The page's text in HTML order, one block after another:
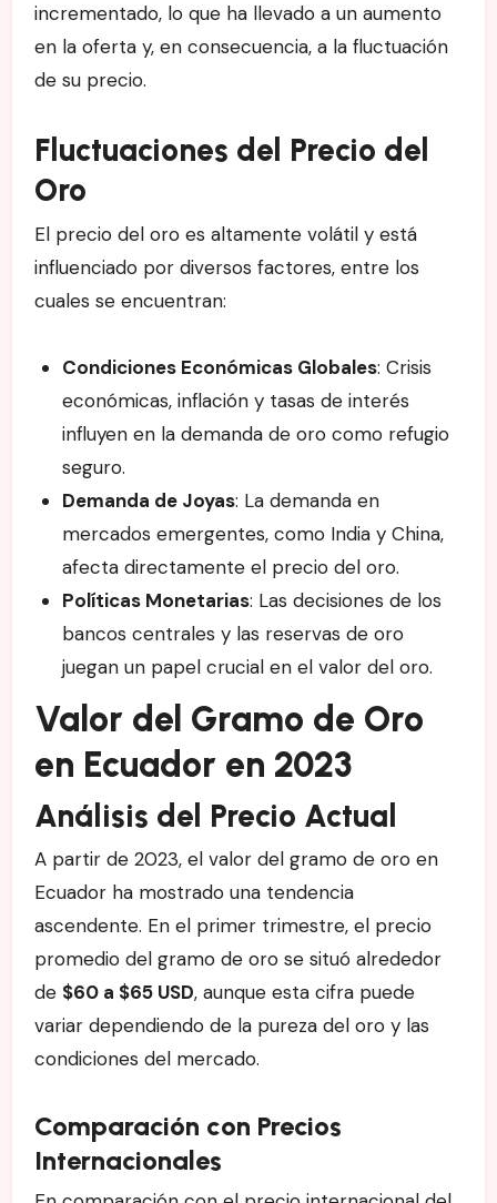
incrementado, lo que ha llevado a un aumento
en la oferta y, en consecuencia, a la fluctuación
de su precio.
Fluctuaciones del Precio del
Oro
El precio del oro es altamente volátil y está
influenciado por diversos factores, entre los
cuales se encuentran:
Condiciones Económicas Globales: Crisis
económicas, inflación y tasas de interés
influyen en la demanda de oro como refugio
seguro.
Demanda de Joyas: La demanda en
mercados emergentes, como India y China,
afecta directamente el precio del oro.
Políticas Monetarias: Las decisiones de los
bancos centrales y las reservas de oro
juegan un papel crucial en el valor del oro.
Valor del Gramo de Oro
en Ecuador en 2023
Análisis del Precio Actual
A partir de 2023, el valor del gramo de oro en
Ecuador ha mostrado una tendencia
ascendente. En el primer trimestre, el precio
promedio del gramo de oro se situó alrededor
de $60 a $65 USD, aunque esta cifra puede
variar dependiendo de la pureza del oro y las
condiciones del mercado.
Comparación con Precios
Internacionales